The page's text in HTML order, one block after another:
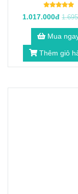
Megapixel (1)
1.017.000đ
Mua
Thêm giỏ